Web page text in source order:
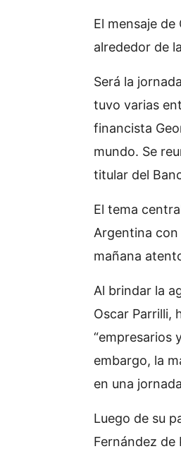
El mensaje
alrededor de
Será la
tuvo varias
financista
mundo. Se
titular del
El tema
Argentina con
mañana
Al brindar la
Oscar Parrilli,
“empresarios
embargo, la
en una
Luego de su
Fernández de